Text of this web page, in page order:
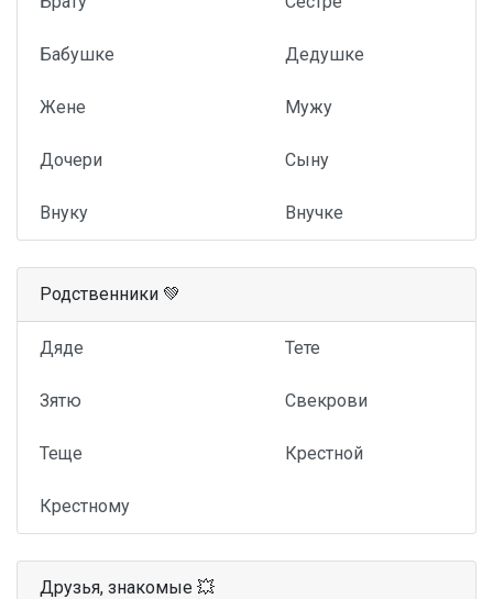
Бабушке Дедушке
Жене Мужу
Дочери Сыну
Внуку Внучке
Родственники 💚
Дяде Тете
Зятю Свекрови
Теще Крестной
Крестному
Друзья, знакомые 💥